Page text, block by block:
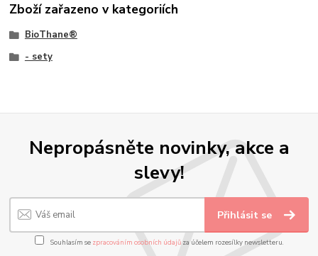
Zboží zařazeno v kategoriích
BioThane®
- sety
Nepropásněte novinky, akce a
slevy!
Přihlásit se
Souhlasím se zpracováním osobních údajůza účelem rozesílky newsletteru.